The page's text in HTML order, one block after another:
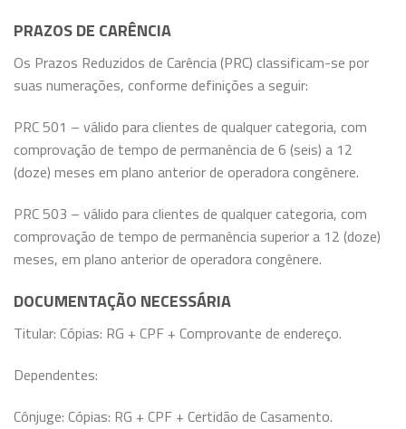
PRAZOS DE CARÊNCIA
Os Prazos Reduzidos de Carência (PRC) classificam-se por
suas numerações, conforme definições a seguir:
PRC 501 – válido para clientes de qualquer categoria, com
comprovação de tempo de permanência de 6 (seis) a 12
(doze) meses em plano anterior de operadora congênere.
PRC 503 – válido para clientes de qualquer categoria, com
comprovação de tempo de permanência superior a 12 (doze)
meses, em plano anterior de operadora congênere.
DOCUMENTAÇÃO NECESSÁRIA
Titular: Cópias: RG + CPF + Comprovante de endereço.
Dependentes:
Cônjuge: Cópias: RG + CPF + Certidão de Casamento.